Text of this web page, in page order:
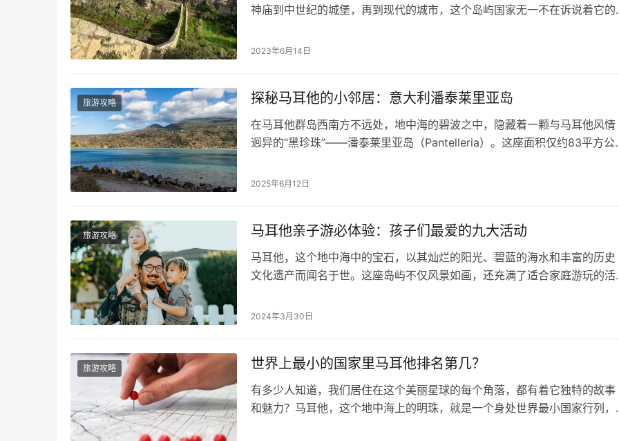
神庙到中世纪的城堡，再到现代的城市，这个岛屿国家无一不在诉说着它的
在岛的北部，像一条长长的长城，将繁华的南部与北部隔开。这就是马耳他
2023年6月14日
旅游攻略 探秘马耳他的小邻居：意大利潘泰莱里亚岛
在马耳他群岛西南方不远处，地中海的碧波之中，隐藏着一颗与马耳他风情
迥异的“黑珍珠”——潘泰莱里亚岛（Pantelleria）。这座面积仅约83平方公
少，仅有约七千居民。与马耳他那温和的石灰岩风光不同，潘泰莱里亚宛如
2025年6月12日
旅游攻略 马耳他亲子游必体验：孩子们最爱的九大活动
马耳他，这个地中海中的宝石，以其灿烂的阳光、碧蓝的海水和丰富的历史
文化遗产而闻名于世。这座岛屿不仅风景如画，还充满了适合家庭游玩的活
列的选择，确保每一位家庭成员都能在这次旅行中找到乐趣。如果你正在规
2024年3月30日
旅游攻略 世界上最小的国家里马耳他排名第几？
有多少人知道，我们居住在这个美丽星球的每个角落，都有着它独特的故事
和魅力？马耳他，这个地中海上的明珠，就是一个身处世界最小国家行列，